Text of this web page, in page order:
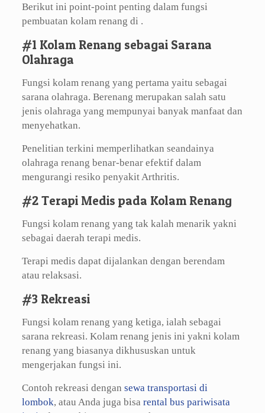
Berikut ini point-point penting dalam fungsi
pembuatan kolam renang di .
#1 Kolam Renang sebagai Sarana
Olahraga
Fungsi kolam renang yang pertama yaitu sebagai
sarana olahraga. Berenang merupakan salah satu
jenis olahraga yang mempunyai banyak manfaat dan
menyehatkan.
Penelitian terkini memperlihatkan seandainya
olahraga renang benar-benar efektif dalam
mengurangi resiko penyakit Arthritis.
#2 Terapi Medis pada Kolam Renang
Fungsi kolam renang yang tak kalah menarik yakni
sebagai daerah terapi medis.
Terapi medis dapat dijalankan dengan berendam
atau relaksasi.
#3 Rekreasi
Fungsi kolam renang yang ketiga, ialah sebagai
sarana rekreasi. Kolam renang jenis ini yakni kolam
renang yang biasanya dikhususkan untuk
mengerjakan fungsi ini.
Contoh rekreasi dengan sewa transportasi di
lombok, atau Anda juga bisa rental bus pariwisata